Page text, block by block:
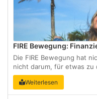
FIRE Bewegung:
Die FIRE Bewegung hat
nicht darum, für etwas zu
darum, die finanzielle
den Ruhestand zu gehen.
und stößt auch in
Weiterlesen